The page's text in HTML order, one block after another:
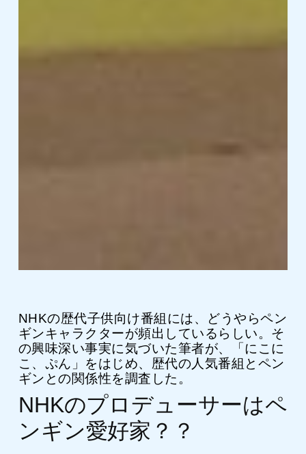
NHKの歴代子供向け番組には、どうやらペン
ギンキャラクターが頻出しているらしい。そ
の興味深い事実に気づいた筆者が、「にこに
こ、ぷん」をはじめ、歴代の人気番組とペン
ギンとの関係性を調査した。
NHKのプロデューサーはペ
ンギン愛好家？？